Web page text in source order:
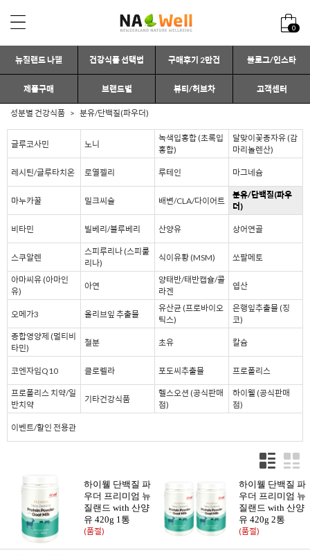
0
뉴질랜드 나웰 건강식품 선택법 구매후기 2만건 블로그/인스타
제품구매 브랜드별 뷰티/허브차 고객센터
성분별 건강식품 분유/단백질(파우더)
글루코사민 노니
녹색입홍합 (초록입
홍합)
달맞이꽃종자유 (감
마리놀렌산)
레시틴/글루타치온 로열젤리 루테인 마그네슘
마누카꿀 밀크씨슬 배변/CLA/다이어트
분유/단백질(파우
더)
비타민 빌베리/블루베리 산양유 상어연골
스쿠알렌
스피루리나 (스피룰
리나)
식이유황 (MSM) 쏘팔메토
아마씨유 (아마인
유)
아연
양태반/태반캡슐/콜
라겐
엽산
오메가3 올리브잎 추출물
유산균 (프로바이오
틱스)
은행잎추출물 (징
코)
종합영양제 (멀티비
타민)
철분 초유 칼슘
코엔자임Q10 클로렐라 포도씨추출물 프로폴리스
프로폴리스 치약/일
반치약
기타건강식품
헬스오션 (공식판매
점)
하이웰 (공식판매
점)
이벤트/할인 전용관
하이웰 단백질 파
우더 프리미엄 뉴
질랜드 with 산양
유 420g 1통
(품절)
하이웰 단백질 파
우더 프리미엄 뉴
질랜드 with 산양
유 420g 2통
(품절)